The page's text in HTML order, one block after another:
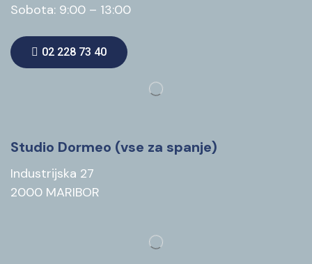
Sobota: 9:00 – 13:00
02 228 73 40
Studio Dormeo (vse za spanje)
Industrijska 27
2000 MARIBOR